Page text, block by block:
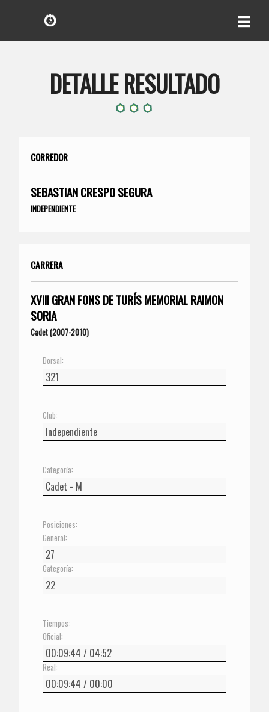
DETALLE RESULTADO
CORREDOR
SEBASTIAN CRESPO SEGURA
INDEPENDIENTE
CARRERA
XVIII GRAN FONS DE TURÍS MEMORIAL RAIMON
SORIA
Cadet (2007-2010)
Dorsal:
Club:
Categoría:
Posiciones:
General:
Categoría:
Tiempos:
Oficial:
Real: